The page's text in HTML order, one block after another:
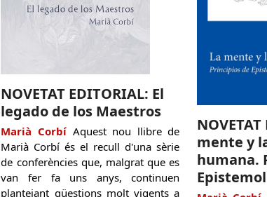
NOVETAT EDITORIAL: El
legado de los Maestros
Marià Corbí Aquest nou llibre de
Marià Corbí és el recull d'una sèrie
de conferències que, malgrat que es
van fer fa uns anys, continuen
plantejant qüestions molt vigents a
mente y
humana.